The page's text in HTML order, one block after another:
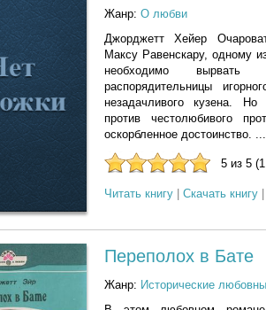
Жанр: О любви
Джорджетт Хейер
Максу Равенскару, одному
необходимо вырвать
распорядительницы
незадачливого кузена.
против честолюбивого
оскорбленное достоинство. ...
5 из 5
Читать книгу Скачать книгу
Переполох в Бате
Жанр: Исторические